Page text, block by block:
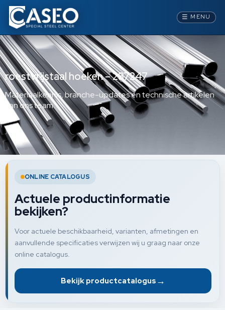
☰ MENU
roestvrijstaal hoeken – 287247
Materiaalkennis, branche-updates en technische artikelen
van ons team.
ONLINE CATALOGUS
Actuele productinformatie
bekijken?
Voor actuele beschikbaarheid, varianten, afmetingen en
aanvullende specificaties verwijzen wij u graag naar onze
online catalogus.
Bekijk productcatalogus →